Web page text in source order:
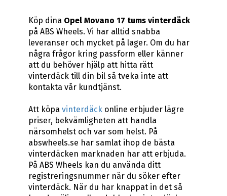
Köp dina Opel Movano 17 tums vinterdäck
på ABS Wheels. Vi har alltid snabba
leveranser och mycket på lager. Om du har
några frågor kring passform eller känner
att du behöver hjälp att hitta rätt
vinterdäck till din bil så tveka inte att
kontakta vår kundtjänst.
Att köpa vinterdäckonline erbjuder lägre
priser, bekvämligheten att handla
närsomhelst och var som helst. På
abswheels.se har samlat ihop de bästa
vinterdäcken marknaden har att erbjuda.
På ABS Wheels kan du använda ditt
registreringsnummer när du söker efter
vinterdäck. När du har knappat in det så